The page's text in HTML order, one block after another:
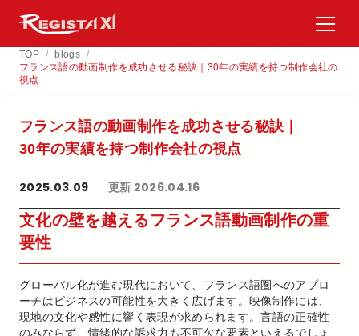
TOP / blogs /
フランス語の動画制作を成功させる秘訣｜30年の実績を持つ制作会社の
視点
フランス語の​動画制作を​成功させる​秘訣｜
30年の​実績を​持つ制作会社の​視点
2025.03.09 更新 2026.04.16
文化の壁を越えるフランス語動画制作の重
要性
グローバル化が進む現代において、フランス語圏へのアプロ
ーチはビジネスの可能性を大きく広げます。映像制作には、
現地の文化や感性に響く表現が求められます。言語の正確性
のみならず、情緒的な訴求力も不可欠な要素といえるでしょ